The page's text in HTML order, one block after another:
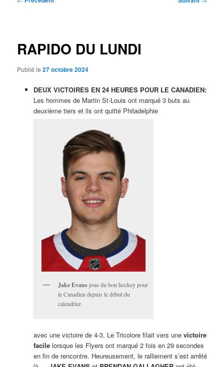
RAPIDO DU LUNDI
Publié le27 octobre 2024
DEUX VICTOIRES EN 24 HEURES POUR LE CANADIEN:
Les hommes de Martin St-Louis ont marqué 3 buts au
deuxième tiers et ils ont quitté Philadelphie
Jake Evansjoue du bon hockey pour
le Canadien depuis le début du
calendrier.
avec une victoire de 4-3. Le Tricolore filait vers une victoire
facilelorsque les Flyers ont marqué 2 fois en 29 secondes
en fin de rencontre. Heureusement, le ralliement s’est arrêté